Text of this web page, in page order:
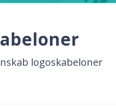
logoskabeloner